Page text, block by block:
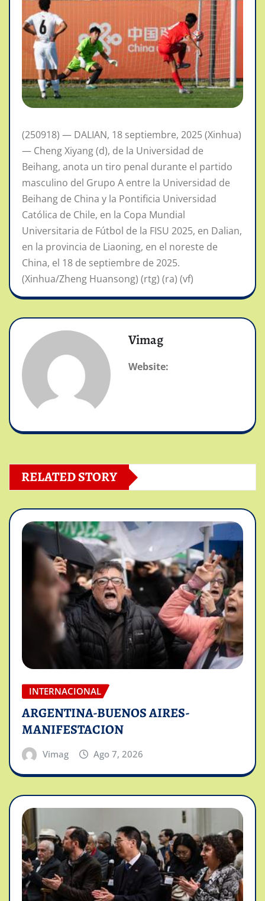
(250918) — DALIAN, 18 septiembre, 2025 (Xinhua)
— Cheng Xiyang (d), de la Universidad de
Beihang, anota un tiro penal durante el partido
masculino del Grupo A entre la Universidad de
Beihang de China y la Pontificia Universidad
Católica de Chile, en la Copa Mundial
Universitaria de Fútbol de la FISU 2025, en Dalian,
en la provincia de Liaoning, en el noreste de
China, el 18 de septiembre de 2025.
(Xinhua/Zheng Huansong) (rtg) (ra) (vf)
Vimag
Website:
RELATED STORY
INTERNACIONAL
ARGENTINA-BUENOS AIRES-
MANIFESTACION
Vimag Ago 7, 2026